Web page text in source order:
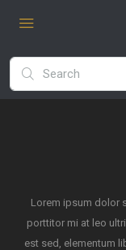
Lorem ipsum dolor
porttitor mi at leo
est sed, elementum